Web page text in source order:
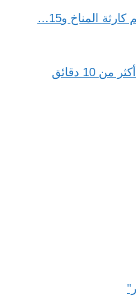
المناخ و15…
دقائق